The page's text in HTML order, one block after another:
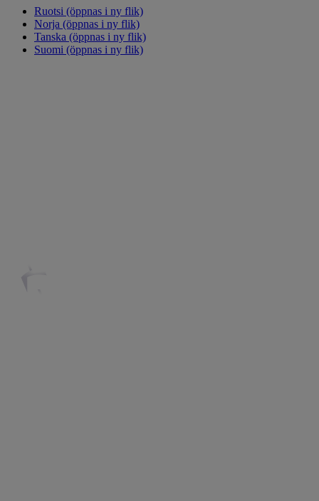
Ruotsi (öppnas i ny flik)
Norja (öppnas i ny flik)
Tanska (öppnas i ny flik)
Suomi (öppnas i ny flik)